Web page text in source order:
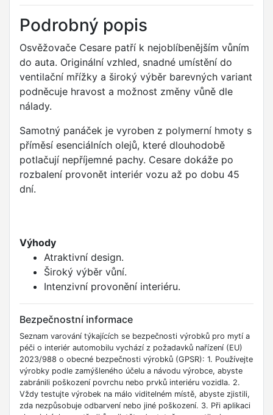
Podrobný popis
Osvěžovače Cesare patří k nejoblíbenějším vůním
do auta. Originální vzhled, snadné umístění do
ventilační mřížky a široký výběr barevných variant
podněcuje hravost a možnost změny vůně dle
nálady.
Samotný panáček je vyroben z polymerní hmoty s
příměsí esenciálních olejů, které dlouhodobě
potlačují nepříjemné pachy. Cesare dokáže po
rozbalení provonět interiér vozu až po dobu 45
dní.
Výhody
Atraktivní design.
Široký výběr vůní.
Intenzivní provonění interiéru.
Bezpečnostní informace
Seznam varování týkajících se bezpečnosti výrobků pro mytí a
péči o interiér automobilu vychází z požadavků nařízení (EU)
2023/988 o obecné bezpečnosti výrobků (GPSR): 1. Používejte
výrobky podle zamýšleného účelu a návodu výrobce, abyste
zabránili poškození povrchu nebo prvků interiéru vozidla. 2.
Vždy testujte výrobek na málo viditelném místě, abyste zjistili,
zda nezpůsobuje odbarvení nebo jiné poškození. 3. Při aplikaci